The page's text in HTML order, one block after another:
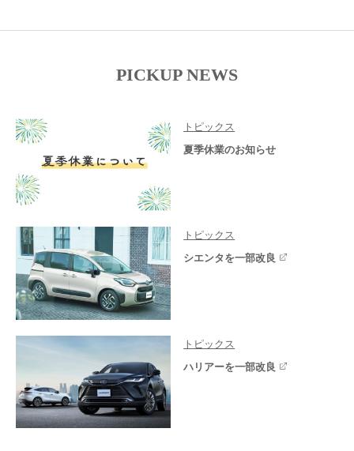
PICKUP NEWS
トピックス
夏季休業のお知らせ
トピックス
シエンタを一部改良
トピックス
ハリアーを一部改良